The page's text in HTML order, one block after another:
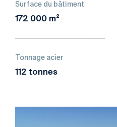
Surface du bâtiment
172 000 m²
Tonnage acier
112 tonnes